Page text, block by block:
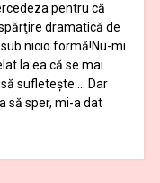
pentru că
dramatică de
nicio formă!Nu-mi
la ea că se mai
sufleteşte…. Dar
să sper, mi-a dat